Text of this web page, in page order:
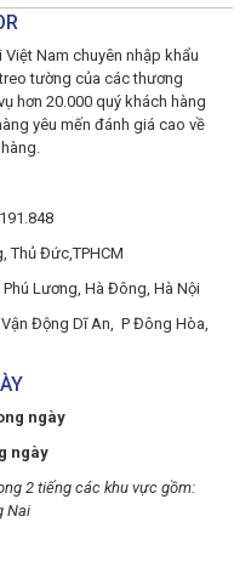
Nam chuyên nhập khẩu
tường của các thương
hơn 20.000 quý khách hàng
yêu mến đánh giá cao về
Thủ Đức,TPHCM
Lương, Hà Đông, Hà Nội
Động Dĩ An, P Đông Hòa,
ngày
ngày
2 tiếng các khu vực gồm:
Nai